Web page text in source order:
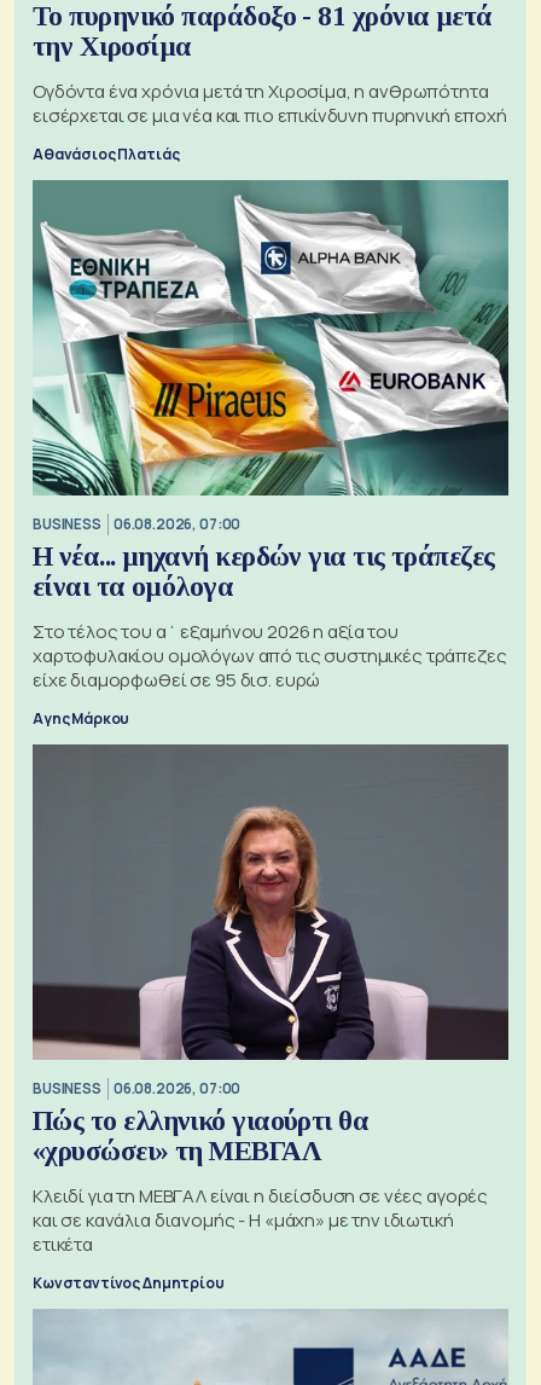
Το πυρηνικό παράδοξο - 81 χρόνια μετά
την Χιροσίμα
Ογδόντα ένα χρόνια μετά τη Χιροσίμα, η ανθρωπότητα
εισέρχεται σε μια νέα και πιο επικίνδυνη πυρηνική εποχή
Αθανάσιος Πλατιάς
BUSINESS 06.08.2026, 07:00
Η νέα... μηχανή κερδών για τις τράπεζες
είναι τα ομόλογα
Στο τέλος του α΄ εξαμήνου 2026 η αξία του
χαρτοφυλακίου ομολόγων από τις συστημικές τράπεζες
είχε διαμορφωθεί σε 95 δισ. ευρώ
Αγης Μάρκου
BUSINESS 06.08.2026, 07:00
Πώς το ελληνικό γιαούρτι θα
«χρυσώσει» τη ΜΕΒΓΑΛ
Κλειδί για τη ΜΕΒΓΑΛ είναι η διείσδυση σε νέες αγορές
και σε κανάλια διανομής - Η «μάχη» με την ιδιωτική
ετικέτα
Κωνσταντίνος Δημητρίου